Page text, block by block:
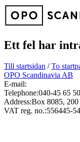
Ett fel har
Till startsidan /To
OPO Scandinavia AB
E-mail:
Telephone:040-45 65 50
Address:Box 8085,
VAT reg. no.:556445-